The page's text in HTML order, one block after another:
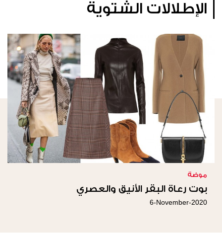
الإطلالات الشتوية
موضة
بوت رعاة البقر الأنيق والعصري
6-November-2020